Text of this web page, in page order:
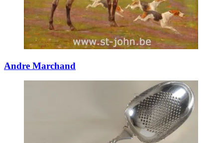
Andre Marchand